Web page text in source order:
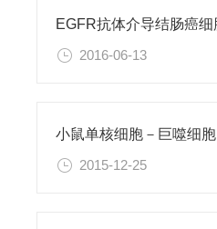
2016-06-13
小鼠单核细胞－巨噬细胞
2015-12-25